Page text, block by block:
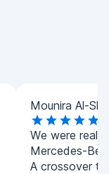
Mounira Al-
We were
Mercedes-
A crossover